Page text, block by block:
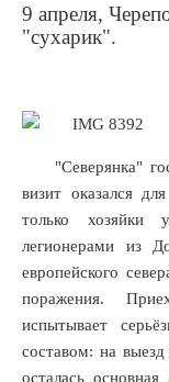
9 апреля,
"сухарик".
"Северянка"
визит оказался
только хозяйки
легионерами из
европейского
поражения.
испытывает
составом: на
осталась